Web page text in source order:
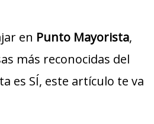
en Punto Mayorista,
más reconocidas del
es SÍ, este artículo te va